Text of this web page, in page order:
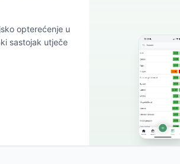
opterećenje u
sastojak utječe